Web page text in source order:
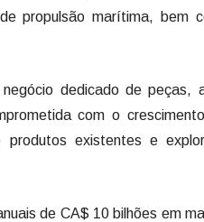
propulsão marítima, bem
dedicado de peças,
com o
existentes e
de CA$ 10 bilhões em